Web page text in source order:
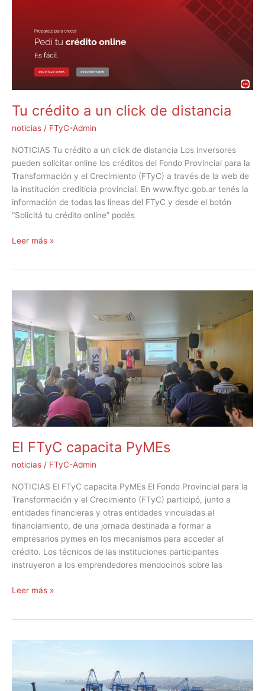
Tu crédito a un click de distancia
noticias / FTyC-Admin
NOTICIAS Tu crédito a un click de distancia Los inversores
pueden solicitar online los créditos del Fondo Provincial para la
Transformación y el Crecimiento (FTyC) a través de la web de
la institución crediticia provincial. En www.ftyc.gob.ar tenés la
información de todas las líneas del FTyC y desde el botón
“Solicitá tu crédito online” podés
distancia
Leer más »
El FTyC capacita PyMEs
noticias / FTyC-Admin
NOTICIAS El FTyC capacita PyMEs El Fondo Provincial para la
Transformación y el Crecimiento (FTyC) participó, junto a
entidades financieras y otras entidades vinculadas al
financiamiento, de una jornada destinada a formar a
empresarios pymes en los mecanismos para acceder al
crédito. Los técnicos de las instituciones participantes
instruyeron a los emprendedores mendocinos sobre las
capacita
PyMEs
Leer más »
mipymes